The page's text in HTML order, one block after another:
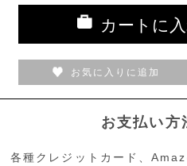
カートに
お気に入りに追加
お支払い方
各種クレジットカード、